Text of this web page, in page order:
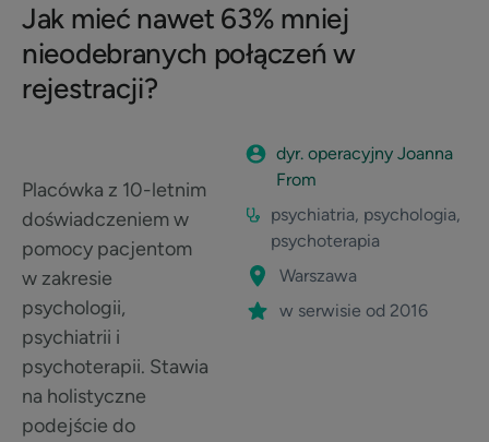
Jak mieć nawet 63% mniej
nieodebranych połączeń w
rejestracji?
Placówka z 10-letnim
doświadczeniem w
pomocy pacjentom
w zakresie
psychologii,
psychiatrii i
psychoterapii. Stawia
na holistyczne
podejście do
dyr. operacyjny Joanna
From
psychiatria, psychologia,
psychoterapia
Warszawa
w serwisie od 2016